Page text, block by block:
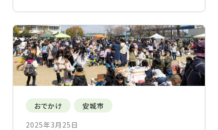
おでかけ
安城市
2025年3月25日